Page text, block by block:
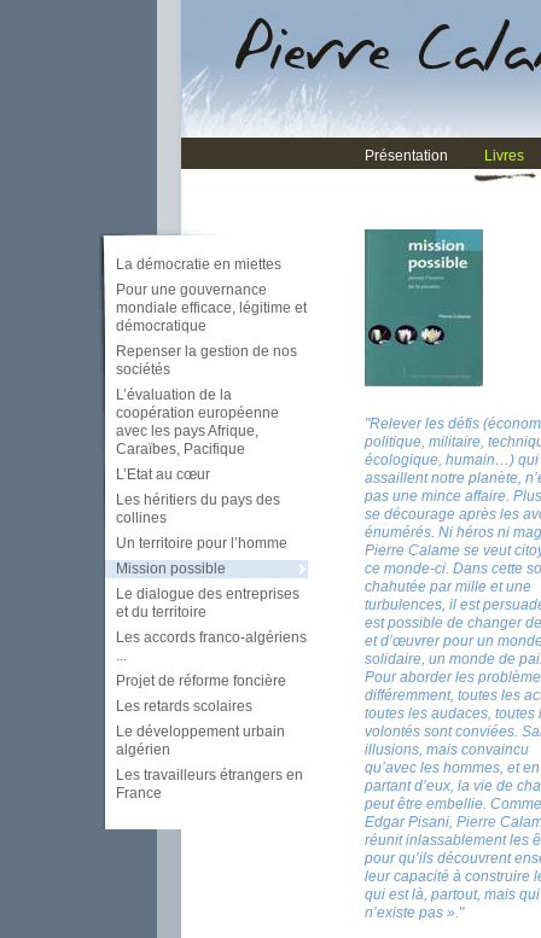
"Relever les défis
politique, militaire,
écologique, humain…) qui
assaillent notre planète,
pas une mince affaire.
se décourage après les
énumérés. Ni héros ni
Pierre Calame se veut
ce monde-ci. Dans cette
chahutée par mille et une
turbulences, il est
est possible de changer
et d’œuvrer pour un
solidaire, un monde de
Pour aborder les
différemment, toutes les
toutes les audaces, toutes
volontés sont conviées.
illusions, mais convaincu
qu’avec les hommes, et en
partant d’eux, la vie de
peut être embellie.
Edgar Pisani, Pierre
réunit inlassablement les
pour qu’ils découvrent
leur capacité à construire
qui est là, partout, mais qui
n’existe pas »."
Présentation Livres
La démocratie en miettes
Pour une gouvernance
mondiale efficace, légitime et
démocratique
Repenser la gestion de nos
sociétés
L’évaluation de la
coopération européenne
avec les pays Afrique,
Caraïbes, Pacifique
L’Etat au cœur
Les héritiers du pays des
collines
Un territoire pour l’homme
Mission possible
Le dialogue des entreprises
et du territoire
Les accords franco-algériens
...
Projet de réforme foncière
Les retards scolaires
Le développement urbain
algérien
Les travailleurs étrangers en
France